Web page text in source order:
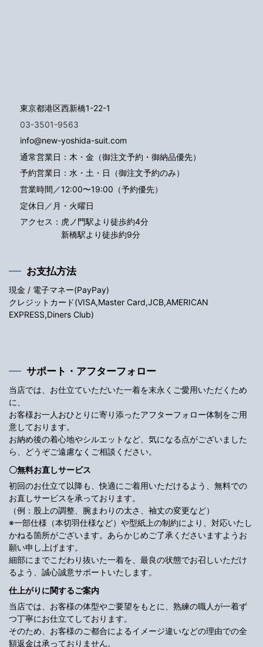
東京都港区西新橋1-22-1
03-3501-9563
info@new-yoshida-suit.com
通常営業日：木・金（御注文予約・御納品優先）
予約営業日：水・土・日（御注文予約のみ）
営業時間／12:00〜19:00（予約優先）
定休日／月・火曜日
アクセス： 虎ノ門駅より徒歩約4分
新橋駅より徒歩約9分
お支払方法
現金 / 電子マネー(PayPay)
クレジットカード(VISA,Master Card,JCB,AMERICAN
EXPRESS,Diners Club)
サポート・アフターフォロー
当店では、お仕立ていただいた一着を末永くご愛用いただくため
に、
お客様お一人おひとりに寄り添ったアフターフォロー体制をご用
意しております。
お納め後の着心地やシルエットなど、気になる点がございました
ら、どうぞご遠慮なくご相談ください。
〇無料お直しサービス
初回のお仕立て以降も、快適にご着用いただけるよう、無料での
お直しサービスを承っております。
（例：股上の調整、腕まわりの太さ、袖丈の変更など）
※一部仕様（本切羽仕様など）や型紙上の制約により、対応いたし
かねる箇所がございます。あらかじめご了承くださいますようお
願い申し上げます。
細部にまでこだわり抜いた一着を、最良の状態でお召しいただけ
るよう、誠心誠意サポートいたします。
仕上がりに関するご案内
当店では、お客様の体型やご要望をもとに、熟練の職人が一着ず
つ丁寧にお仕立てしております。
そのため、お客様のご都合によるイメージ違いなどの理由での全
額返金は承っておりません。